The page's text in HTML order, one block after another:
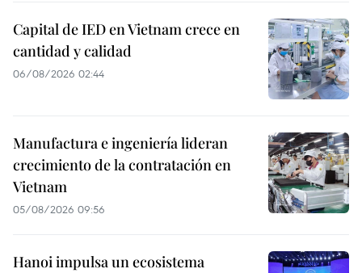
Capital de IED en Vietnam crece en
cantidad y calidad
06/08/2026 02:44
Manufactura e ingeniería lideran
crecimiento de la contratación en
Vietnam
05/08/2026 09:56
Hanoi impulsa un ecosistema